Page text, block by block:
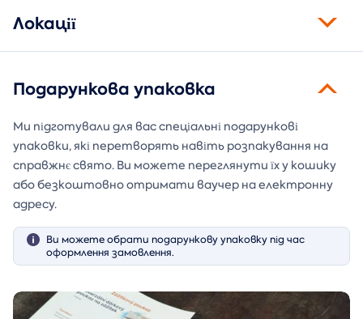
Локації
Подарункова упаковка
Ми підготували для вас спеціальні подарункові
упаковки, які перетворять навіть розпакування на
справжнє свято. Ви можете переглянути їх у кошику
або безкоштовно отримати ваучер на електронну
адресу.
Ви можете обрати подарункову упаковку під час
оформлення замовлення.